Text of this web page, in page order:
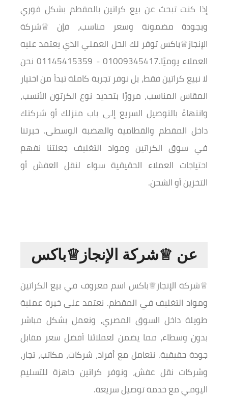
إذا كنت تبحث عن بيع كراتين بالمقطم بشكل فوري
وبجودة مضمونة وسعر مناسب، فإن ♕شركة
الإنجاز♕باكس توفر لك الحل العملي الذي يعتمد عليه
العملاء يوميًا.01009345417 - 01145415359 نحن
لا نبيع كراتين فقط، بل نوفر تجربة كاملة تبدأ من اختيار
المقاس المناسب، مرورًا بتحديد نوع الكرتون الأنسب،
وانتهاءً بالتوصيل السريع إلى باب منزلك أو شركتك
داخل المقطم والقطامية والهضبة الوسطى. خبرتنا
في سوق الكراتين ومواد التغليف جعلتنا نفهم
احتياجات العملاء الحقيقية سواء لنقل العفش أو
التخزين أو الشحن.
عن ♕شركة الإنجاز♕باكس
♕شركة الإنجاز♕باكس اسم معروف في بيع الكراتين
ومواد التغليف في المقطم. نعتمد على خبرة عملية
طويلة داخل السوق المصري، ونعمل بشكل مباشر
بدون وسطاء، مما يضمن لعملائنا أفضل سعر مقابل
جودة حقيقية. نتعامل مع أفراد، شركات، مكاتب، تجار،
وشركات نقل عفش، ونوفر كراتين جاهزة للتسليم
اليومي مع خدمة توصيل سريعة.